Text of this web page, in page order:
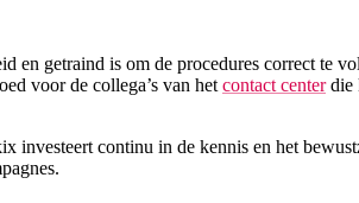
en getraind is om de procedures correct te
voor de collega’s van het contact centerdie
investeert continu in de kennis en het